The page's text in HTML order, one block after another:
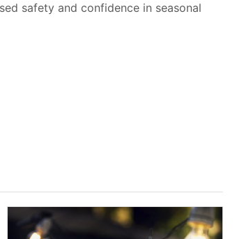
safety and confidence in seasonal